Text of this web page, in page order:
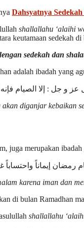
Dahsyatnya
shallallahu ‘alaihi
keutamaan sedekah di
sedekah dan
adalah ibadah yang
و جل : إلا الصيام فإنه
akan diganjar kebaikan
juga merupakan
رمضان إيماناً واحتساباً
karena iman dan
di bulan Ramadhan
shallallahu